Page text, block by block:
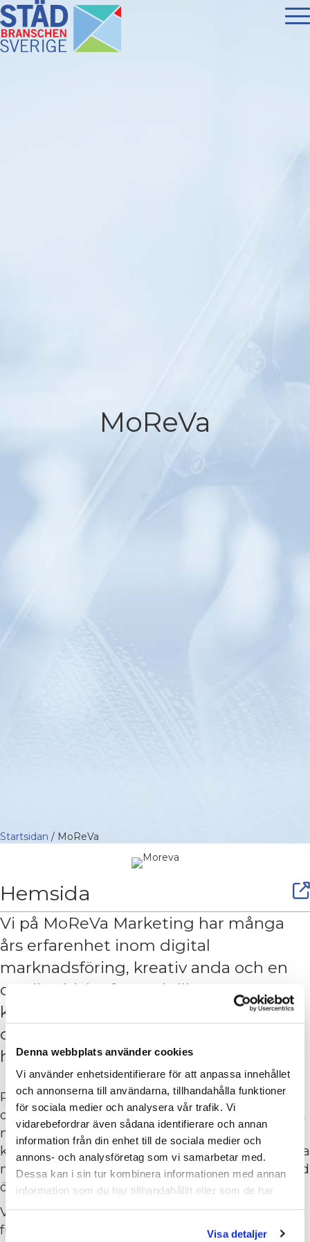
Denna webbplats använder cookies
Vi använder enhetsidentifierare för att anpassa innehållet
och annonserna till användarna, tillhandahålla funktioner
för sociala medier och analysera vår trafik. Vi
vidarebefordrar även sådana identifierare och annan
information från din enhet till de sociala medier och
annons- och analysföretag som vi samarbetar med.
Dessa kan i sin tur kombinera informationen med annan
information som du har tillhandahållit eller som de har
Visa detaljer
MoReVa
Startsidan / MoReVa
Hemsida
Vi på MoReVa Marketing har många
års erfarenhet inom digital
marknadsföring, kreativ anda och en
otrolig drivkraft ser vi till att möta
kundernas behov. ​Att växa och synas
digitalt har aldrig varit viktigare och vi
har verktygen för att ni ska nå ert mål.
Precis som att vi inte är experter inom ert
område samt era verktyg, förväntar vi oss inte att
ni ska ha koll på våra! Genom att ha en egen
kontaktperson hos oss som sköter hela er digitala
närvaro tillsammans med sitt team har ni mer tid
över att fokusera på ert.
Vi jobbar aktivt med att analysera vad som
fungerar bra och vad som behöver lite extra